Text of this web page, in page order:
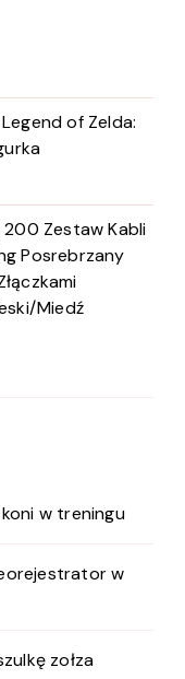
of Zelda:
Zestaw Kabli
Posrebrzany
Miedź
w treningu
w
zołza